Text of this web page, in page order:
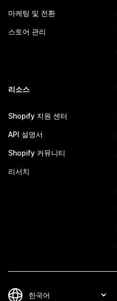
마케팅 및 전환
스토어 관리
리소스
Shopify 지원 센터
API 설명서
Shopify 커뮤니티
리서치